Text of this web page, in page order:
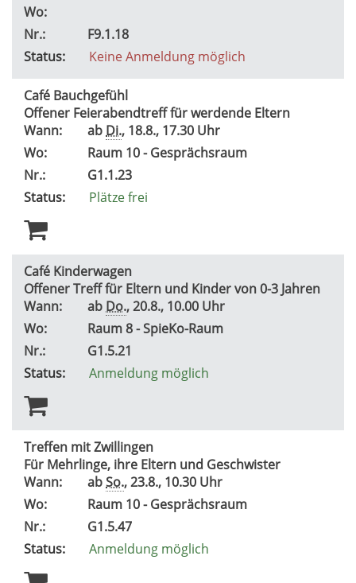
Wo:
Nr.:
F9.1.18
Status:
Keine Anmeldung möglich
Café Bauchgefühl
Offener Feierabendtreff für werdende Eltern
Wann:
ab Di., 18.8., 17.30 Uhr
Wo:
Raum 10 - Gesprächsraum
Nr.:
G1.1.23
Status:
Plätze frei
Café Kinderwagen
Offener Treff für Eltern und Kinder von 0-3 Jahren
Wann:
ab Do., 20.8., 10.00 Uhr
Wo:
Raum 8 - SpieKo-Raum
Nr.:
G1.5.21
Status:
Anmeldung möglich
Treffen mit Zwillingen
Für Mehrlinge, ihre Eltern und Geschwister
Wann:
abSo., 23.8., 10.30 Uhr
Wo:
Raum 10 - Gesprächsraum
Nr.:
G1.5.47
Status:
Anmeldung möglich